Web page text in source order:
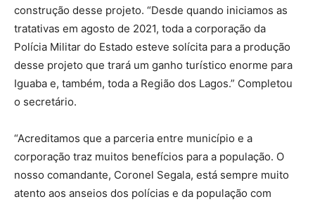
construção desse projeto. “Desde quando iniciamos as
tratativas em agosto de 2021, toda a corporação da
Polícia Militar do Estado esteve solícita para a produção
desse projeto que trará um ganho turístico enorme para
Iguaba e, também, toda a Região dos Lagos.” Completou
o secretário.
“Acreditamos que a parceria entre município e a
corporação traz muitos benefícios para a população. O
nosso comandante, Coronel Segala, está sempre muito
atento aos anseios dos polícias e da população com